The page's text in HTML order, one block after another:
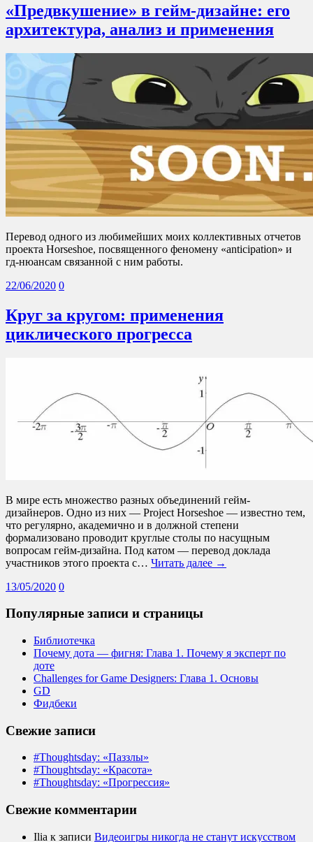
«Предвкушение» в гейм-дизайне: его
архитектура, анализ и применения
Перевод одного из любимейших моих коллективных отчетов
проекта Horseshoe, посвященного феномену «anticipation» и
гд-нюансам связанной с ним работы.
22/06/2020 0
Круг за кругом: применения
циклического прогресса
В мире есть множество разных объединений гейм-
дизайнеров. Одно из них — Project Horseshoe — известно тем,
что регулярно, академично и в должной степени
формализовано проводит круглые столы по насущным
вопросам гейм-дизайна. Под катом — перевод доклада
участников этого проекта с… Читать далее →
13/05/2020 0
Популярные записи и страницы
Библиотечка
Почему дота — фигня: Глава 1. Почему я эксперт по
доте
Challenges for Game Designers: Глава 1. Основы
GD
Фидбеки
Свежие записи
#Thoughtsday: «Паззлы»
#Thoughtsday: «Красота»
#Thoughtsday: «Прогрессия»
Свежие комментарии
Ilia к записи Видеоигры никогда не станут искусством